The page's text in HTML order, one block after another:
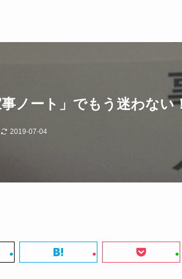
ノート」でもう迷わない
2019-07-04